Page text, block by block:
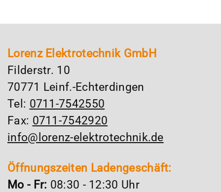
Lorenz Elektrotechnik GmbH
Filderstr. 10
70771 Leinf.-Echterdingen
Tel: 0711-7542550
Fax: 0711-7542920
info@lorenz-elektrotechnik.de
Öffnungszeiten Ladengeschäft:
Mo - Fr: 08:30 - 12:30 Uhr